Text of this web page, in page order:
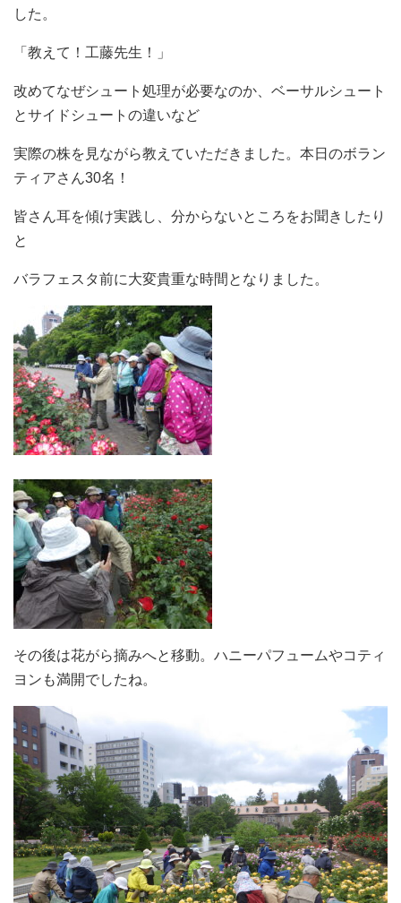
した。
「教えて！工藤先生！」
改めてなぜシュート処理が必要なのか、ベーサルシュート
とサイドシュートの違いなど
実際の株を見ながら教えていただきました。本日のボラン
ティアさん30名！
皆さん耳を傾け実践し、分からないところをお聞きしたり
と
バラフェスタ前に大変貴重な時間となりました。
その後は花がら摘みへと移動。ハニーパフュームやコティ
ヨンも満開でしたね。